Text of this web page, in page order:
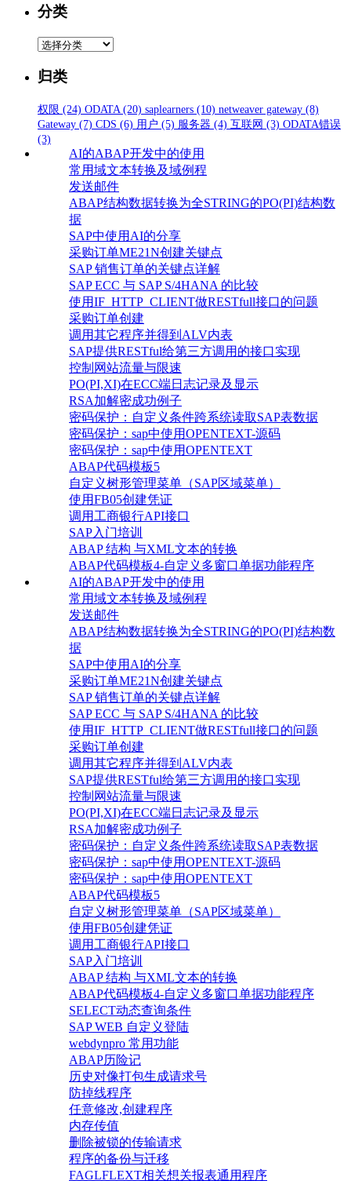
分类
分
归类
权限 (24) ODATA (20) saplearners (10) netweaver gateway (8)
Gateway (7) CDS (6) 用户 (5) 服务器 (4) 互联网 (3) ODATA错误
(3)
AI的ABAP开发中的使用
常用域文本转换及域例程
发送邮件
ABAP结构数据转换为全STRING的PO(PI)结构数
据
SAP中使用AI的分享
采购订单ME21N创建关键点
SAP 销售订单的关键点详解
SAP ECC 与 SAP S/4HANA 的比较
使用IF_HTTP_CLIENT做RESTfull接口的问题
采购订单创建
调用其它程序并得到ALV内表
SAP提供RESTful给第三方调用的接口实现
控制网站流量与限速
PO(PI,XI)在ECC端日志记录及显示
RSA加解密成功例子
密码保护：自定义条件跨系统读取SAP表数据
密码保护：sap中使用OPENTEXT-源码
密码保护：sap中使用OPENTEXT
ABAP代码模板5
自定义树形管理菜单（SAP区域菜单）
使用FB05创建凭证
调用工商银行API接口
SAP入门培训
ABAP 结构 与XML文本的转换
ABAP代码模板4-自定义多窗口单据功能程序
AI的ABAP开发中的使用
常用域文本转换及域例程
发送邮件
ABAP结构数据转换为全STRING的PO(PI)结构数
据
SAP中使用AI的分享
采购订单ME21N创建关键点
SAP 销售订单的关键点详解
SAP ECC 与 SAP S/4HANA 的比较
使用IF_HTTP_CLIENT做RESTfull接口的问题
采购订单创建
调用其它程序并得到ALV内表
SAP提供RESTful给第三方调用的接口实现
控制网站流量与限速
PO(PI,XI)在ECC端日志记录及显示
RSA加解密成功例子
密码保护：自定义条件跨系统读取SAP表数据
密码保护：sap中使用OPENTEXT-源码
密码保护：sap中使用OPENTEXT
ABAP代码模板5
自定义树形管理菜单（SAP区域菜单）
使用FB05创建凭证
调用工商银行API接口
SAP入门培训
ABAP 结构 与XML文本的转换
ABAP代码模板4-自定义多窗口单据功能程序
SELECT动态查询条件
SAP WEB 自定义登陆
webdynpro 常用功能
ABAP历险记
历史对像打包生成请求号
防掉线程序
任意修改,创建程序
内存传值
删除被锁的传输请求
程序的备份与迁移
FAGLFLEXT相关想关报表通用程序